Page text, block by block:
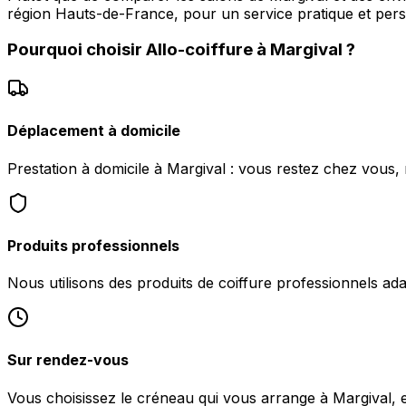
région Hauts-de-France, pour un service pratique et
Pourquoi choisir Allo-coiffure à Margival ?
Déplacement à domicile
Prestation à domicile à Margival : vous restez chez
Produits professionnels
Nous utilisons des produits de coiffure professionnels
Sur rendez-vous
Vous choisissez le créneau qui vous arrange à Margival,